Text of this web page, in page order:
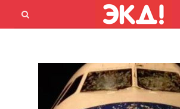
Menu
Открыть